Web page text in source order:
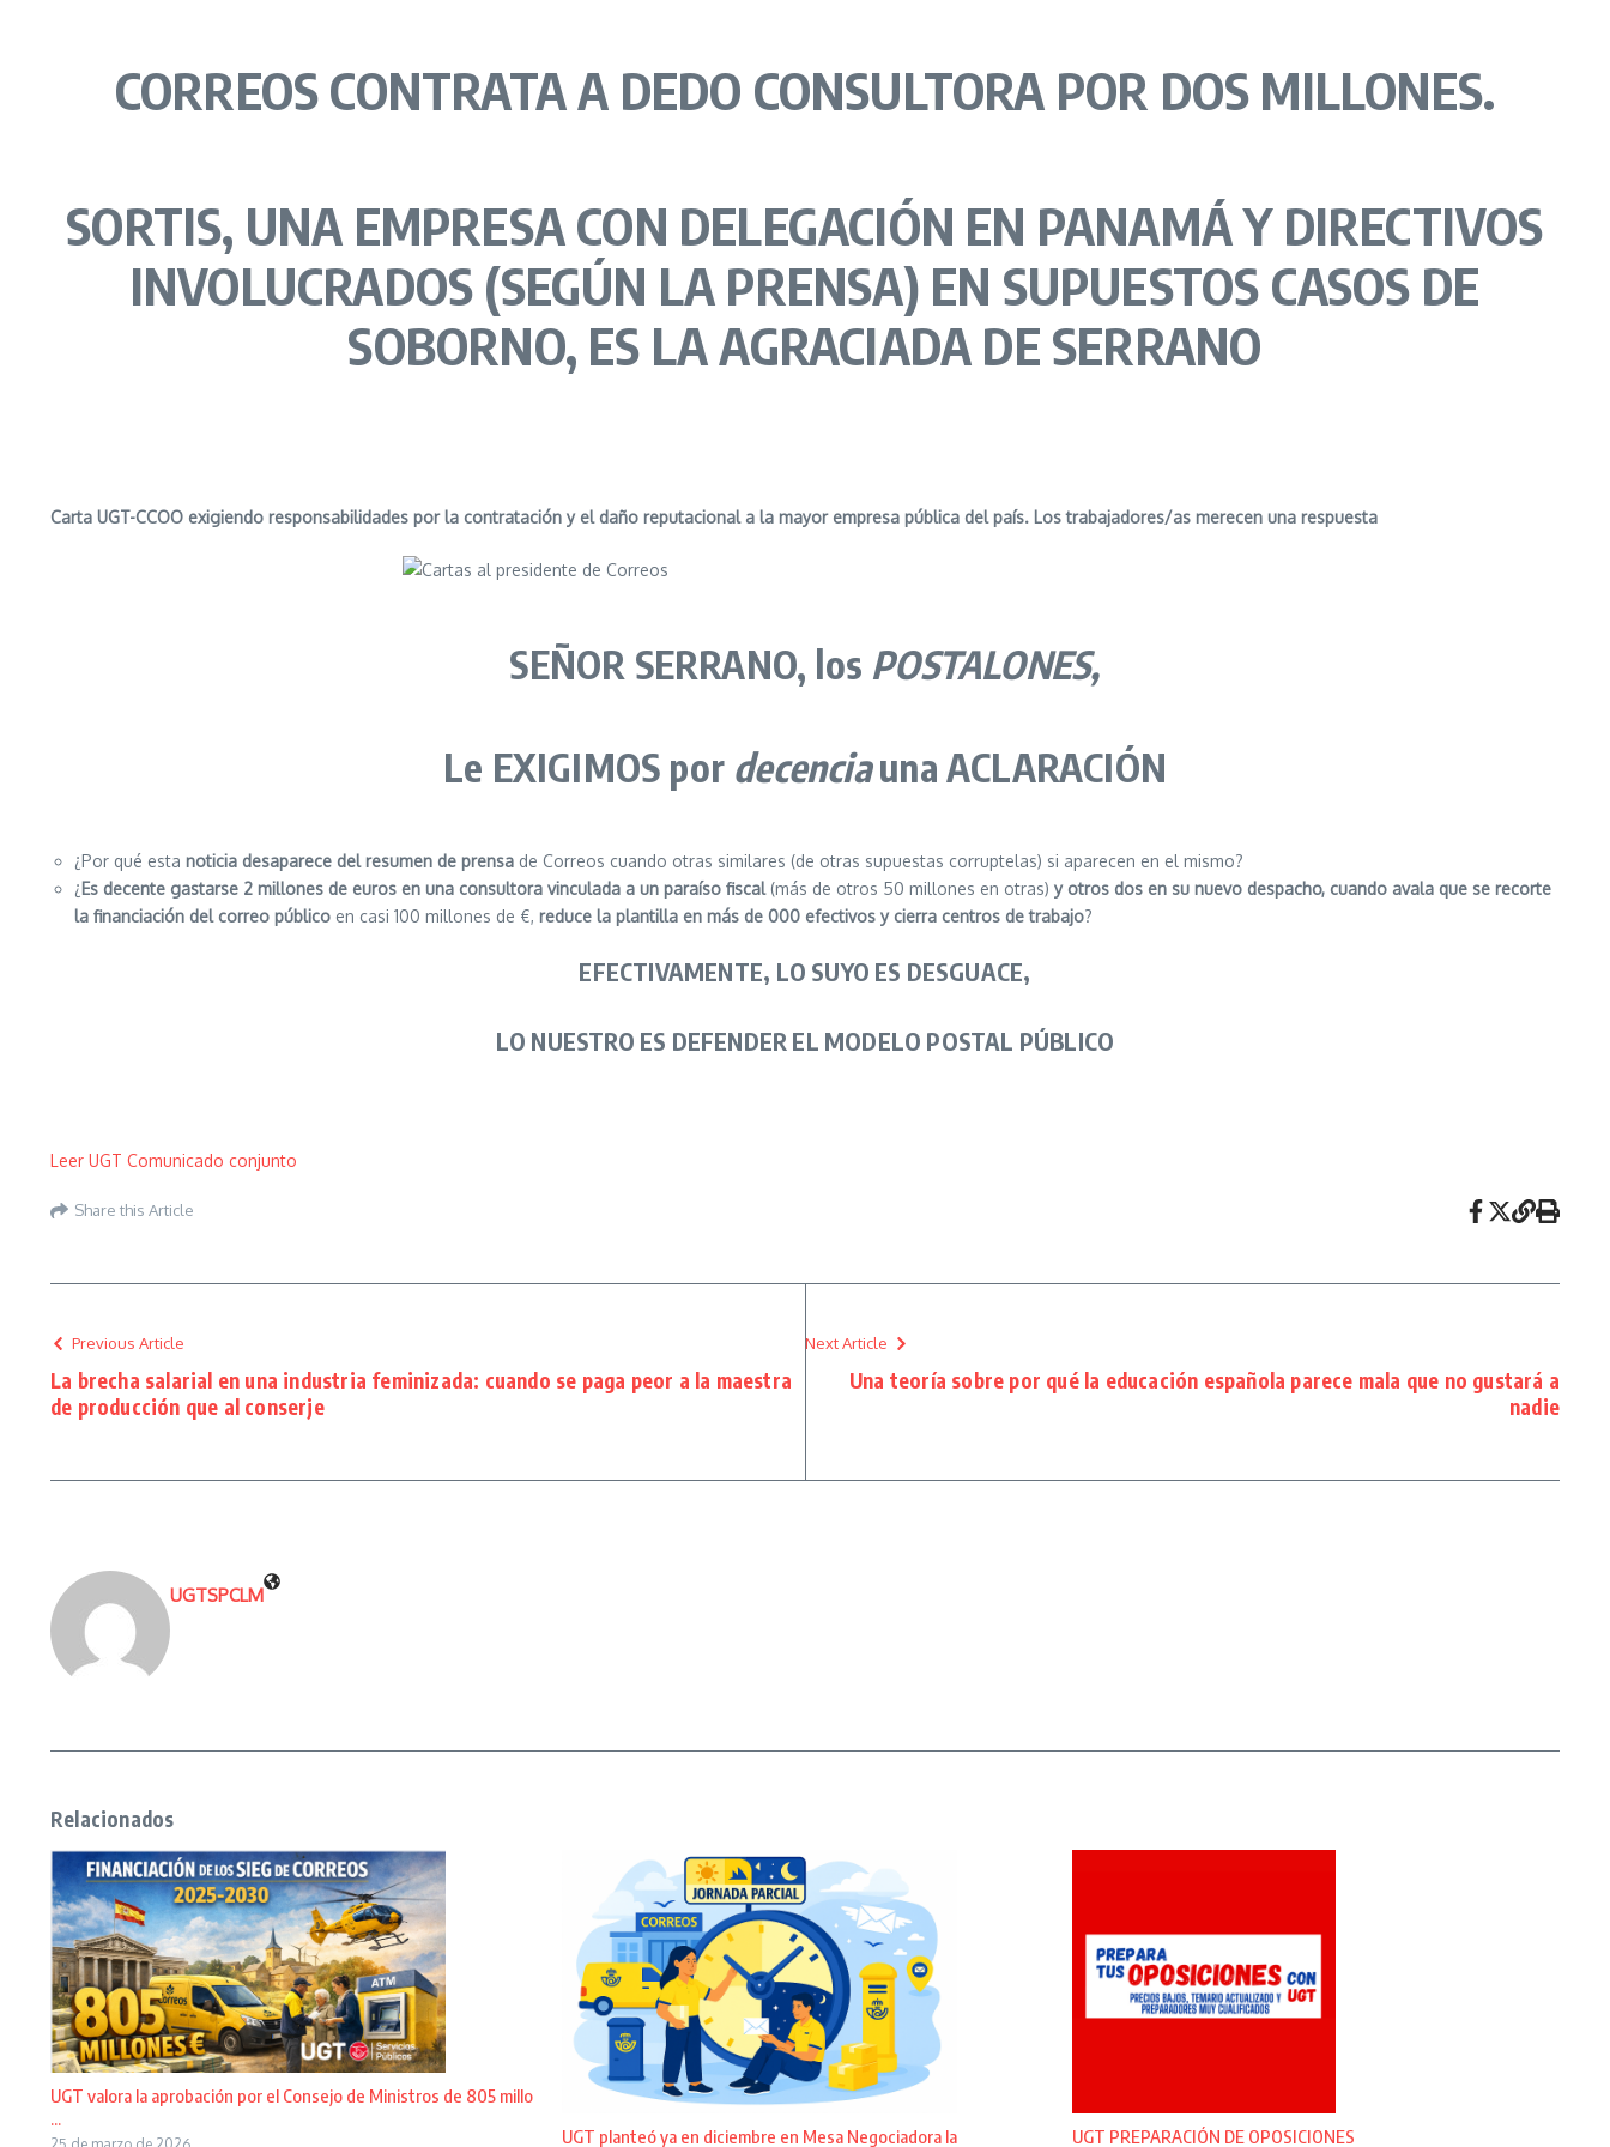
CORREOSCONTRATA A DEDO CONSULTORA POR DOS MILLONES.
SORTIS, UNA EMPRESA CON DELEGACIÓN EN PANAMÁ Y DIRECTIVOS
INVOLUCRADOS (SEGÚN LA PRENSA) EN SUPUESTOS CASOS DE
SOBORNO, ES LA AGRACIADA DE SERRANO
Carta UGT-CCOO exigiendo responsabilidades por la contratación y el daño reputacional a la mayor empresa pública del país. Los trabajadores/as merecen una respuesta
SEÑOR SERRANO, los POSTALONES,
Le EXIGIMOS por decenciauna ACLARACIÓN
¿Por qué esta noticia desaparece del resumen de prensa de Correos cuando otras similares (de otras supuestas corruptelas) si aparecen en el mismo?
¿Es decente gastarse 2 millones de euros en una consultora vinculada a un paraíso fiscal(más de otros 50 millones en otras) y otros dos en su nuevo despacho, cuando avala que se recorte
la financiación del correo público en casi 100 millones de €, reduce la plantilla en más de 000 efectivos y cierra centros de trabajo?
EFECTIVAMENTE, LO SUYO ES DESGUACE,
LO NUESTRO ES DEFENDER EL MODELO POSTAL PÚBLICO
Leer UGT Comunicado conjunto
Share this Article
Previous Article
La brecha salarial en una industria feminizada: cuando se paga peor a la maestra
de producción que al conserje
Next Article
Una teoría sobre por qué la educación española parece mala que no gustará a
nadie
UGTSPCLM
Relacionados
UGT valora la aprobación por el Consejo de Ministros de 805 millo
...
UGT planteó ya en diciembre en Mesa Negociadora la UGT PREPARACIÓN DE OPOSICIONES